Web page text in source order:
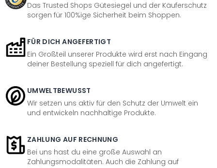
Das Trusted Shops Gütesiegel und der Käuferschutz
sorgen für 100%ige Sicherheit beim Shoppen.
FÜR DICH ANGEFERTIGT
Ein Großteil unserer Produkte wird erst nach Eingang
deiner Bestellung speziell für dich angefertigt.
UMWELTBEWUSST
Wir setzen uns aktiv für den Schutz der Umwelt ein
und entwickeln nachhaltige Produkte.
ZAHLUNG AUF RECHNUNG
Bei uns hast du eine große Auswahl an
Zahlungsmodalitäten. Auch die Zahlung auf